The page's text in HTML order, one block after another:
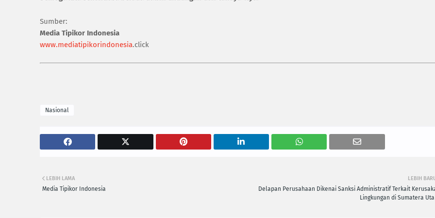
Sumber:
Media Tipikor Indonesia
www.mediatipikorindonesia.click
Nasional
LEBIH
Delapan Perusahaan Dikenai Sanksi Administratif Terkait
Lingkungan di Sumatera
LEBIH LAMA
Media Tipikor Indonesia